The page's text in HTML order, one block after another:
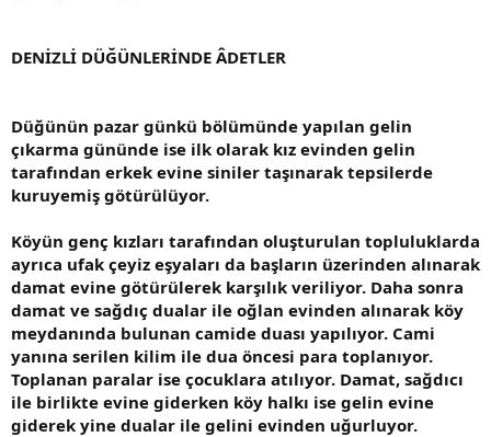
DENİZLİ DÜĞÜNLERİNDE ÂDETLER
Düğünün pazar günkü bölümünde yapılan gelin
çıkarma gününde ise ilk olarak kız evinden gelin
tarafından erkek evine siniler taşınarak tepsilerde
kuruyemiş götürülüyor.
Köyün genç kızları tarafından oluşturulan topluluklarda
ayrıca ufak çeyiz eşyaları da başların üzerinden alınarak
damat evine götürülerek karşılık veriliyor. Daha sonra
damat ve sağdıç dualar ile oğlan evinden alınarak köy
meydanında bulunan camide duası yapılıyor. Cami
yanına serilen kilim ile dua öncesi para toplanıyor.
Toplanan paralar ise çocuklara atılıyor. Damat, sağdıcı
ile birlikte evine giderken köy halkı ise gelin evine
giderek yine dualar ile gelini evinden uğurluyor.